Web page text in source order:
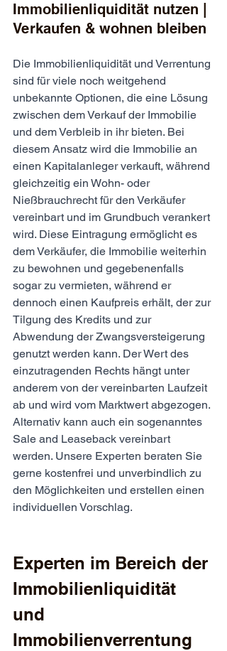
Immobilienliquidität nutzen |
Verkaufen & wohnen bleiben
Die Immobilienliquidität und Verrentung
sind für viele noch weitgehend
unbekannte Optionen, die eine Lösung
zwischen dem Verkauf der Immobilie
und dem Verbleib in ihr bieten. Bei
diesem Ansatz wird die Immobilie an
einen Kapitalanleger verkauft, während
gleichzeitig ein Wohn- oder
Nießbrauchrecht für den Verkäufer
vereinbart und im Grundbuch verankert
wird. Diese Eintragung ermöglicht es
dem Verkäufer, die Immobilie weiterhin
zu bewohnen und gegebenenfalls
sogar zu vermieten, während er
dennoch einen Kaufpreis erhält, der zur
Tilgung des Kredits und zur
Abwendung der Zwangsversteigerung
genutzt werden kann. Der Wert des
einzutragenden Rechts hängt unter
anderem von der vereinbarten Laufzeit
ab und wird vom Marktwert abgezogen.
Alternativ kann auch ein sogenanntes
Sale and Leaseback vereinbart
werden. Unsere Experten beraten Sie
gerne kostenfrei und unverbindlich zu
den Möglichkeiten und erstellen einen
individuellen Vorschlag.
Experten im Bereich der
Immobilienliquidität
und
Immobilienverrentung